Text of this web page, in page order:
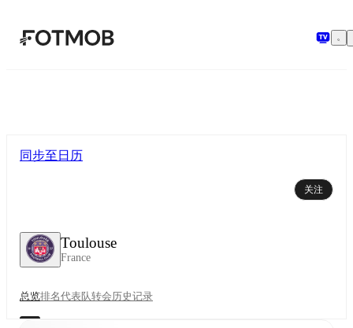
跳转到主要内容
Toulouse
France
同步至日历
关注
总览排名代表队转会历史记录